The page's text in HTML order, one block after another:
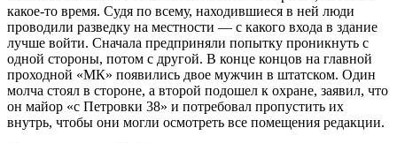
какое-то время. Судя по всему, находившиеся в ней люди
проводили разведку на местности — с какого входа в здание
лучше войти. Сначала предприняли попытку проникнуть с
одной стороны, потом с другой. В конце концов на главной
проходной «МК» появились двое мужчин в штатском. Один
молча стоял в стороне, а второй подошел к охране, заявил, что
он майор «с Петровки 38» и потребовал пропустить их
внутрь, чтобы они могли осмотреть все помещения редакции.